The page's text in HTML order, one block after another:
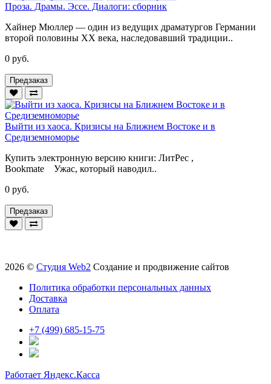
Проза. Драмы. Эссе. Диалоги: сборник
Хайнер Мюллер — один из ведущих драматургов Германии
второй половины ХХ века, наследовавший традиции..
0 руб.
Предзаказ
Выйти из хаоса. Кризисы на Ближнем Востоке и в
Средиземноморье
Купить электронную версию книги: ЛитРес ,
Bookmate Ужас, который наводил..
0 руб.
Предзаказ
2026 © Студия Web2 Создание и продвижение сайтов
Политика обработки персональных данных
Доставка
Оплата
+7 (499) 685-15-75
Работает Яндекс.Касса